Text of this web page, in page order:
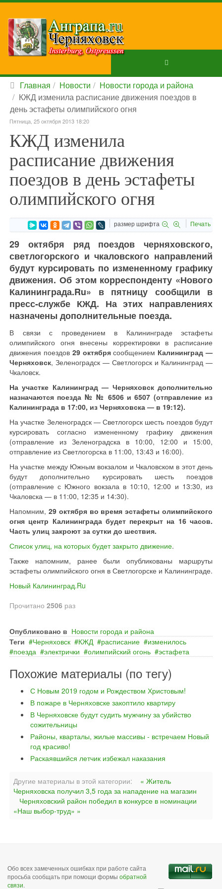
Главная Новости
Новости города и района
КЖД изменила расписание движения поездов в
день эстафеты олимпийского огня
Пятница, 25 октября 2013 18:20
КЖД изменила
расписание движения
поездов в день эстафеты
олимпийского огня
размер шрифта Печать
29 октября ряд поездов черняховского,
светлогорского и чкаловского направлений
будут курсировать по измененному графику
движения. Об этом корреспонденту «Нового
Калининграда.Ru» в пятницу сообщили в
пресс-службе КЖД. На этих направлениях
назначены дополнительные поезда.
В связи с проведением в Калининграде эстафеты
олимпийского огня внесены корректировки в расписание
движения поездов 29 октябрясообщением Калининград —
Черняховск, Зеленоградск — Светлогорск и Калининград —
Чкаловск.
На участке Калининград — Черняховск дополнительно
назначаются поезда № № 6506 и 6507 (отправление из
Калининграда в 17:00, из Черняховска — в 19:12).
На участке Зеленоградск — Светлогорск шесть поездов будут
курсировать согласно измененному графику движения
(отправление из Зеленоградска в 10:00, 12:00 и 15:00,
отправление из Светлогорска в 11:00, 13:43 и 16:00).
На участке между Южным вокзалом и Чкаловском в этот день
будут дополнительно курсировать шесть поездов
(отправление с Южного вокзала в 10:10, 12:00 и 13:30, из
Чкаловска — в 11:00, 12:35 и 14:30).
Напомним, 29 октября во время эстафеты олимпийского
огня центр Калининграда будет перекрыт на 16 часов.
Часть улиц закроют за сутки до шествия.
Список улиц, на которых будет закрыто движение.
Также напомним, ранее были опубликованы маршруты
эстафеты олимпийского огня в Светлогорске и Калининграде.
Новый Калининград.Ru
Прочитано 2506 раз
Опубликовано в Новости города и района
Теги
Черняховск КЖД расписание
изменилось
поезда
электрички олимпийский огонь эстафета
Похожие материалы (по тегу)
С Новым 2019 годом и Рождеством Христовым!
В пожаре в Черняховске закоптило квартиру
В Черняховске будут судить мужчину за убийство
сожительницы
Районы, кварталы, жилые массивы - встречаем Новый
год красиво!
Раскаявшийся летчик избежал наказания
Другие материалы в этой категории:
« Житель
Черняховска получил 3,5 года за нападение на магазин
Черняховский район победил в конкурсе в номинации
«Наш выбор-труд» »
Обо всех замеченных ошибках при работе сайта
просьба сообщать при помощи формы обратной
связи.